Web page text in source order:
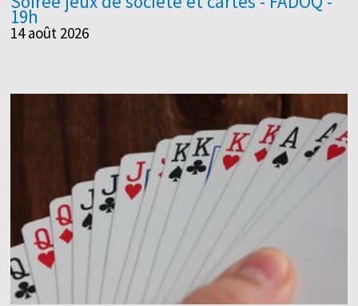
19h
14 août 2026